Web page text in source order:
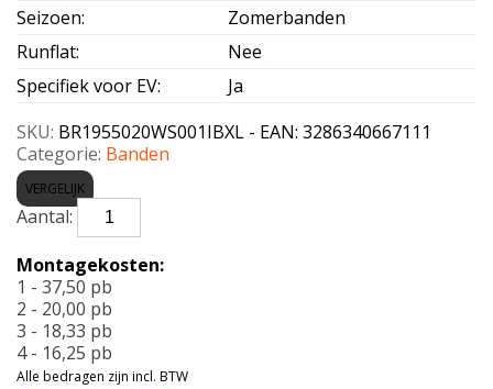
Seizoen:
Zomerbanden
Runflat:
Nee
Specifiek voor EV:
Ja
SKU: BR1955020WS001IBXL - EAN: 3286340667111
Categorie: Banden
VERGELIJK
BRIDGESTONE-
S001
XL
195/50
R20
93W
aantal
Montagekosten:
1 - 37,50 pb
2 - 20,00 pb
3 - 18,33 pb
4 - 16,25 pb
Alle bedragen zijn incl. BTW